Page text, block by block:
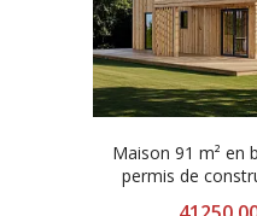
Maison 91 m² en
permis de